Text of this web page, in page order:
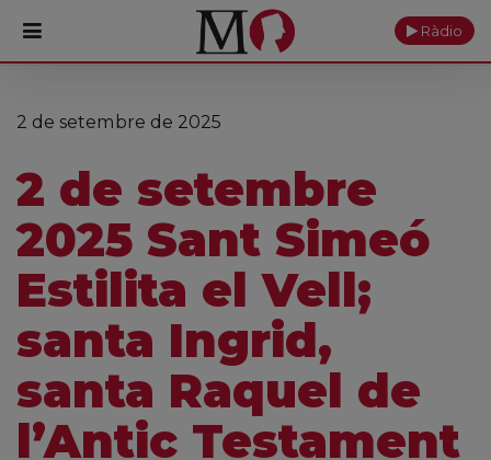
PORTADA
Actualitat
Fundació
Visita'ns
Ofrenes
Ràdio
2 de setembre de 2025
2 de setembre
2025 Sant Simeó
Estilita el Vell;
santa Ingrid,
santa Raquel de
l’Antic Testament